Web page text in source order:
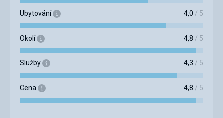
Ubytování 4,0 / 5
Okolí 4,8 / 5
Služby 4,3 / 5
Cena 4,8 / 5